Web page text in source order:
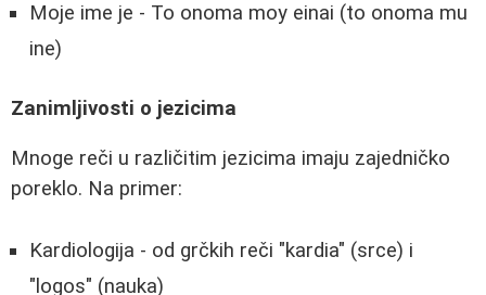
Moje ime je - To onoma moy einai (to onoma mu
ine)
Zanimljivosti o jezicima
Mnoge reči u različitim jezicima imaju zajedničko
poreklo. Na primer:
Kardiologija - od grčkih reči "kardia" (srce) i
"logos" (nauka)